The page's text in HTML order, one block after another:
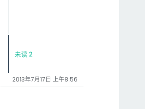
未读 2
2013年7月17日 上午8:56